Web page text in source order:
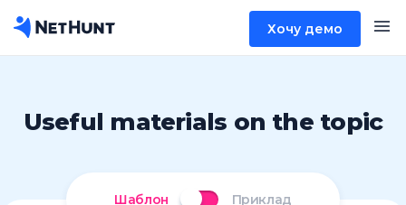
Хочу демо
Useful materials on the topic
Шаблон Приклад